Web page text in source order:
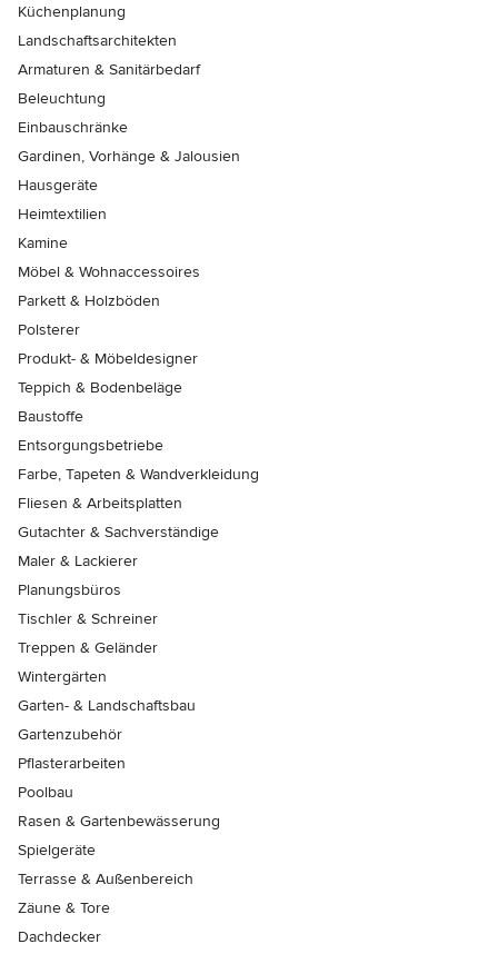
Küchenplanung
Landschaftsarchitekten
Armaturen & Sanitärbedarf
Beleuchtung
Einbauschränke
Gardinen, Vorhänge & Jalousien
Hausgeräte
Heimtextilien
Kamine
Möbel & Wohnaccessoires
Parkett & Holzböden
Polsterer
Produkt- & Möbeldesigner
Teppich & Bodenbeläge
Baustoffe
Entsorgungsbetriebe
Farbe, Tapeten & Wandverkleidung
Fliesen & Arbeitsplatten
Gutachter & Sachverständige
Maler & Lackierer
Planungsbüros
Tischler & Schreiner
Treppen & Geländer
Wintergärten
Garten- & Landschaftsbau
Gartenzubehör
Pflasterarbeiten
Poolbau
Rasen & Gartenbewässerung
Spielgeräte
Terrasse & Außenbereich
Zäune & Tore
Dachdecker